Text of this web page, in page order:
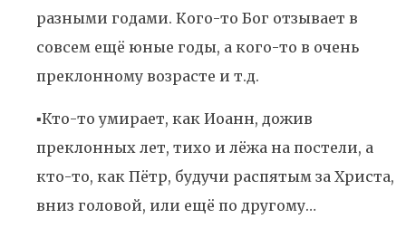
разными годами. Кого-то Бог отзывает в
совсем ещё юные годы, а кого-то в очень
преклонному возрасте и т.д.
▪️Кто-то умирает, как Иоанн, дожив
преклонных лет, тихо и лёжа на постели, а
кто-то, как Пётр, будучи распятым за Христа,
вниз головой, или ещё по другому…